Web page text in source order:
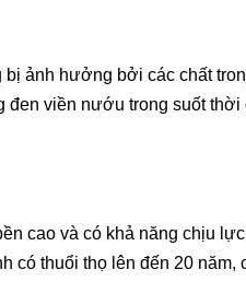
bị ảnh hưởng bởi các chất
đen viền nướu trong suốt
cao và có khả năng chịu
có thuổi thọ lên đến 20 năm,